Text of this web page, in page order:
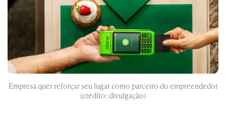
Empresa quer reforçar seu lugar como parceiro do empreendedor
(crédito: divulgação)